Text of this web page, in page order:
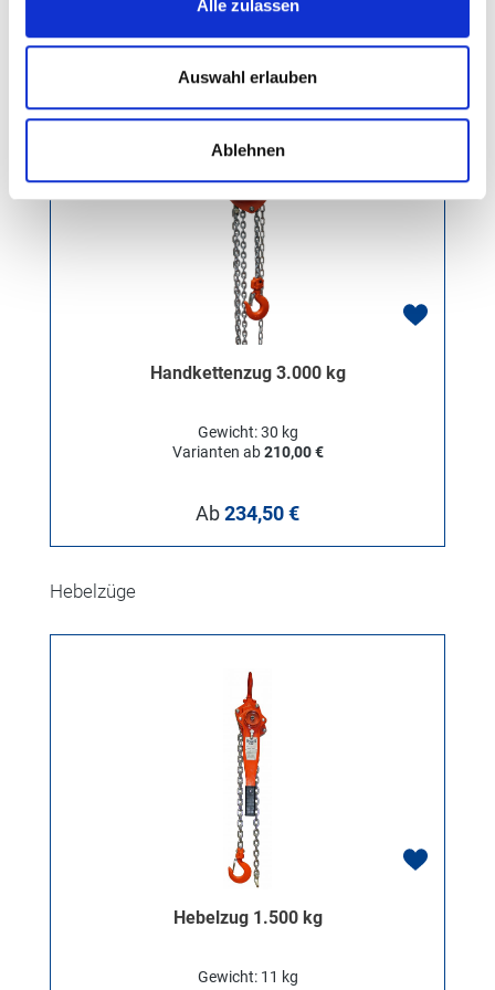
Alle zulassen
Auswahl erlauben
Ablehnen
Handkettenzug 3.000 kg
Gewicht: 30 kg
Varianten ab210,00 €
Regulärer Preis:
Ab234,50 €
Produktgalerie überspringen
Hebelzüge
Hebelzug 1.500 kg
Gewicht: 11 kg